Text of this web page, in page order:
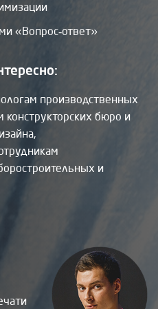
«Вопрос‑ответ»
производственных
конструкторских бюро и
и